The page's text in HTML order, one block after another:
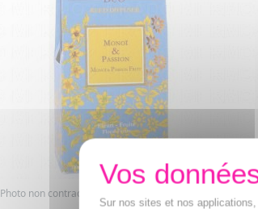
Photo non contractuelle. Copyright digimarquage
Sur nos sites et nos